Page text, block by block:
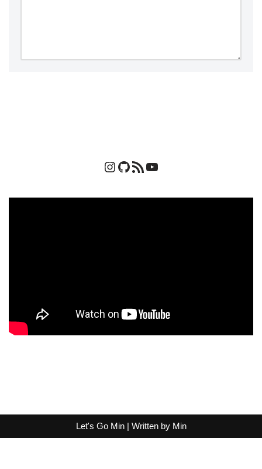
Let's Go Min | Written byMin